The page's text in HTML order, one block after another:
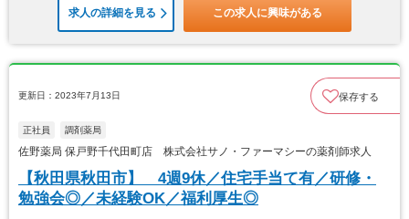
求人の詳細を見る この求人に興味がある
更新日：2023年7月13日 保存する
正社員 調剤薬局
佐野薬局 保戸野千代田町店 株式会社サノ・ファーマシーの薬剤師求人
【秋田県秋田市】 4週9休／住宅手当て有／研修・
勉強会◎／未経験OK／福利厚生◎